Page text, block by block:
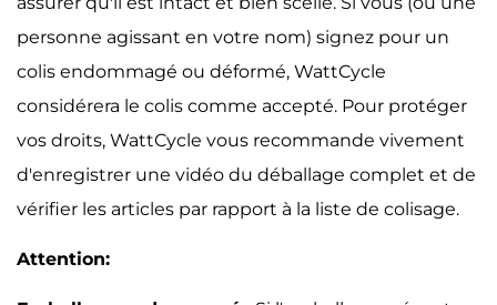
personne agissant en votre nom) signez pour un
colis endommagé ou déformé, WattCycle
considérera le colis comme accepté. Pour protéger
vos droits, WattCycle vous recommande vivement
d'enregistrer une vidéo du déballage complet et de
vérifier les articles par rapport à la liste de colisage.
Attention: